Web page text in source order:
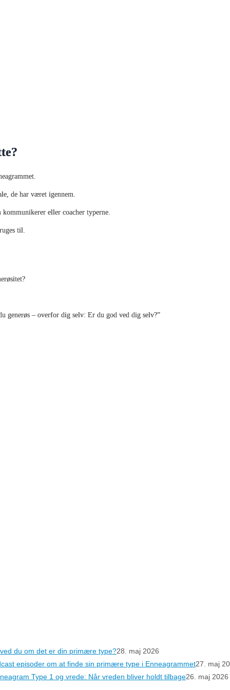
de har været igennem.
kommunikerer eller coacher typerne.
til.
generøs – overfor dig selv: Er du god ved dig selv?”
du om det er din primære type?28. maj 2026
episoder om at finde sin primære type i Enneagrammet27. maj
Type 1 og vrede: Når vreden bliver holdt tilbage26. maj 2026